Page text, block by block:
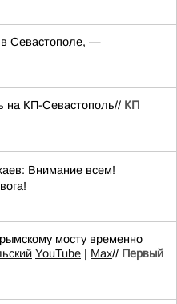
в Севастополе, —
на КП-Севастополь// КП
Внимание всем!
мосту временно
YouTube | Max// Первый